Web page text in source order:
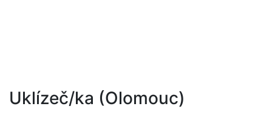
Uklízeč/ka (Olomouc)